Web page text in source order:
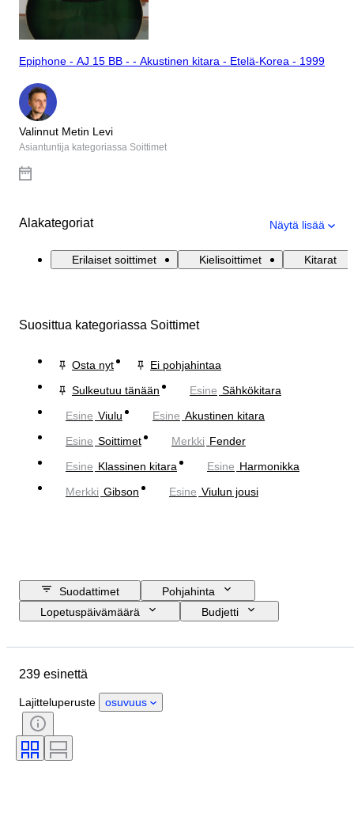
Epiphone - AJ 15 BB - - Akustinen kitara - Etelä-Korea - 1999
Valinnut Metin Levi
Asiantuntija kategoriassa Soittimet
Alakategoriat Näytä lisää
Erilaiset soittimet Kielisoittimet Kitarat
Suosittua kategoriassa Soittimet
Osta nyt
Ei pohjahintaa
Sulkeutuu tänään
Esine Sähkökitara
Esine Viulu Esine Akustinen kitara
Esine Soittimet Merkki Fender
Esine Klassinen kitara Esine Harmonikka
Merkki Gibson Esine Viulun jousi
Suodattimet
Pohjahinta
Lopetuspäivämäärä
Budjetti
Kunto
Tyylisuuntaus
Testattu ja toimiva
239 esinettä
Lajitteluperuste osuvuus